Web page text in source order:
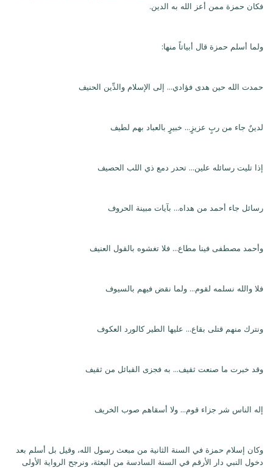
فكان حمزة ممن أعز الله به الدين.
ولما أسلم حمزة قال أبياتاً منها:
حمدت الله حين هدى فؤادي... إلى الإسلام والدِّين الحنيف
لدينٌ جاء من ربٍ عزيزٍ... خبيرٍ بالعباد بهم لطيف
إذا تليت رسائله علين... تحدر دمع ذي اللب الحصيف
رسائل جاء أحمد من هداه... بآيات مبينة الحروف
وأحمد مصطفى فينا مطاع... فلا تغشوه بالقول العنيف
فلا والله نسلمه لقوم... ولما نقض فيهم بالسيوف
ونترك منهم قتلى بقاع... عليها الطير كالورد العكوف
وقد خبرت ما صنعت ثقيف... به فجزى القبائل من ثقيف
إله الناس شر جزاء قوم... ولا أسقاهم صوب الخريف
وكان إسلام حمزة في السنة الثانية من مبعث رسول الله، وقيل بل أسلم بعد
دخول النبي دار الأرقم في السنة السادسة من البعثة، ونرجح الرواية الأولى